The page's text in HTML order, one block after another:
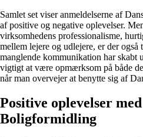
Samlet set viser anmeldelserne af
af positive og negative oplevelser.
virksomhedens professionalisme,
mellem lejere og udlejere, er der
manglende kommunikation har skabt
vigtigt at være opmærksom på både
når man overvejer at benytte sig af
Positive oplevelser
Boligformidling